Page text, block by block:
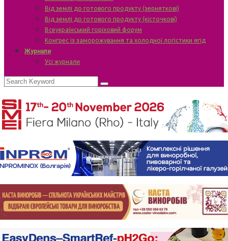
Від землі до готового продукту (зерняткові)
Від землі до готового продукту (кісточкові)
Всеукраїнський горіховий форум
Конгрес із заморожування та холодної логістики ягід
Журнали
Усі журнали